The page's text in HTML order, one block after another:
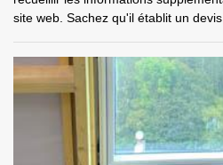
site web. Sachez qu'il établit un